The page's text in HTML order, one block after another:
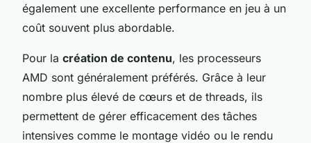
également une excellente performance en jeu à un
coût souvent plus abordable.
Pour la création de contenu, les processeurs
AMD sont généralement préférés. Grâce à leur
nombre plus élevé de cœurs et de threads, ils
permettent de gérer efficacement des tâches
intensives comme le montage vidéo ou le rendu